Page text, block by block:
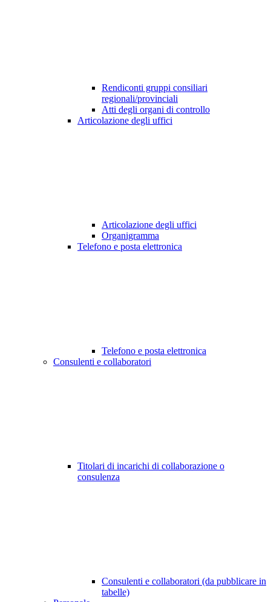
Rendiconti gruppi consiliari
regionali/provinciali
Atti degli organi di controllo
Articolazione degli uffici
Articolazione degli uffici
Organigramma
Telefono e posta elettronica
Telefono e posta elettronica
Consulenti e collaboratori
Titolari di incarichi di collaborazione o
consulenza
Consulenti e collaboratori (da pubblicare in
tabelle)